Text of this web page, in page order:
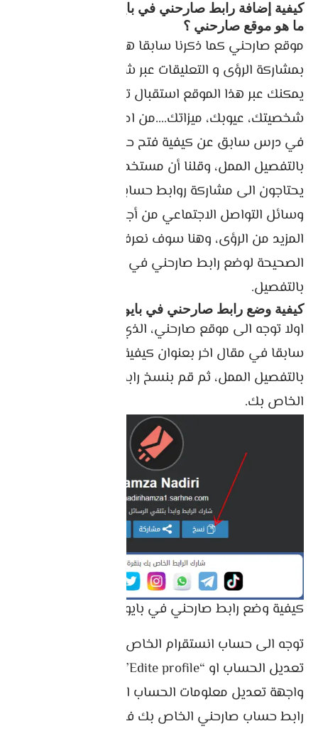
كيفية إضافة رابط صارحني في بايو انستقرام
ما هو موقع صارحني ؟
موقع صارحني كما ذكرنا سابقا هو موقع يسمح لك
بمشاركة الرؤى و التعليقات عبر شبكة الانترنت، حيث
يمكنك عبر هذا الموقع استقبال تعليقات تصف
شخصيتك، عيوبك، ميزاتك….من اصدقائك، و قد تعرفنا
في درس سابق عن كيفية فتح حساب صارحني
بالتفصيل الممل، وقلنا أن مستخدمي موقع صاحني
يحتاجون الى مشاركة روابط حساباتهم عبر مختلف
وسائل التواصل الاجتماعي من أجل الحصول على
المزيد من الرؤى، وهنا سوف نعرفكم عن الطريقة
الصحيحة لوضع رابط صارحني في بايو انستقرام
بالتفصيل.
كيفية وضع رابط صارحني في بايو انستقرام.
اولا توجه الى موقع صارحني، الذي قمنا بإنشائه
سابقا في مقال اخر بعنوان كيفية
بالتفصيل الممل، ثم قم بنسخ رابط حساب صارحني
الخاص بك.
كيفية وضع رابط صارحني في بايو انستقرام.
توجه الى حساب انستقرام الخاص بك، ثم انقر على
تعديل الحساب او “Edite profile” ثم سوف تظهر لك
واجهة تعديل معلومات الحساب الخاص بك، قم بوضع